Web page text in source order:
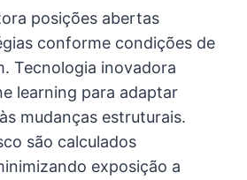
posições abertas
conforme condições de
Tecnologia inovadora
learning para adaptar
mudanças estruturais.
são calculados
exposição a